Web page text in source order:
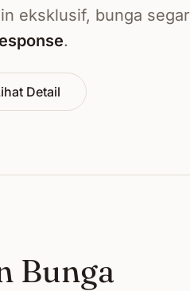
eksklusif, bunga segar
.
Detail
Bunga